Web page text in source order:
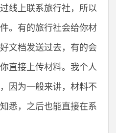
线上联系旅行社，所以
。有的旅行社会给你材
文档发送过去，有的会
直接上传材料。我个人
因为一般来讲，材料不
悉，之后也能直接在系